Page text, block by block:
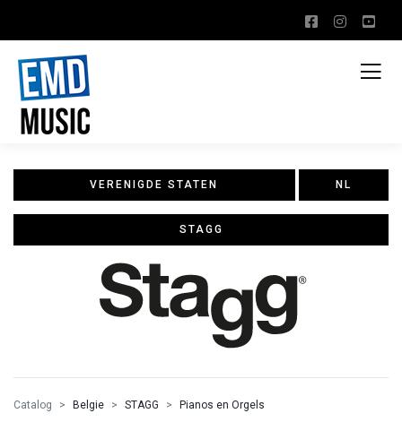
VERENIGDE STATEN NL
STAGG
Catalog Belgie STAGG Pianos en Orgels